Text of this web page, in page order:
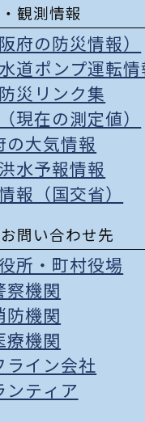
観測情報
府の防災情報）
道ポンプ運転情
災リンク集
現在の測定値）
の大気情報
水予報情報
報（国交省）
問い合わせ先
所 ・ 町村役場
察機関
防機関
療機関
ライン会社
ンティア